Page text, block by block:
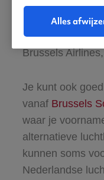
Venetië Marco
bestemmingen
Bologna. Je
Brussels
Je kunt ook
vanaf Brussels
waar je
alternatieve
kunnen soms
Nederlandse
Alles